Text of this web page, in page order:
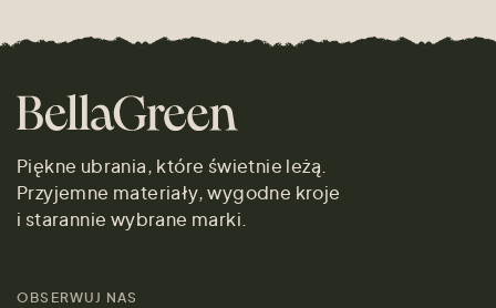
Piękne ubrania, które świetnie leżą.
Przyjemne materiały, wygodne kroje
i starannie wybrane marki.
OBSERWUJ NAS